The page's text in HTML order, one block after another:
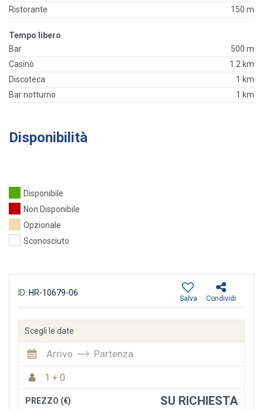
Ristorante 150 m
Tempo libero
Bar
500 m
Casinò
1.2 km
Discoteca
1 km
Bar notturno
1 km
Disponibilità
Disponibile
Non Disponibile
Opzionale
Sconosciuto
ID: HR-10679-06
Condividi
Salva
Scegli le date
Arrivo Partenza
1 + 0
PREZZO (€) SU RICHIESTA